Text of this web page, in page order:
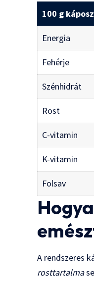
100 g
Energia
Fehérje
Szénhidrát
Rost
C-vitamin
K-vitamin
Folsav
A rendszeres
rosttartalma